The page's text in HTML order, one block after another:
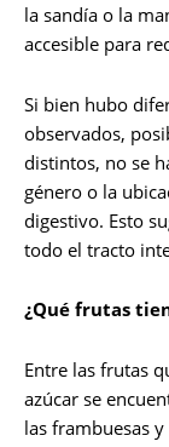
la sandía o la
accesible para
Si bien hubo
observados,
distintos, no se
género o la
digestivo. Esto
todo el tracto
¿Qué frutas
Entre las frutas
azúcar se
las frambuesas